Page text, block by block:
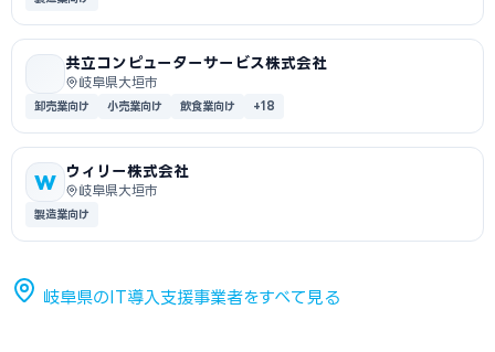
共立コンピューターサービス株式会社
岐阜県大垣市
卸売業向け 小売業向け 飲食業向け +18
W
ウィリー株式会社
岐阜県大垣市
製造業向け
岐阜県のIT導入支援事業者をすべて見る